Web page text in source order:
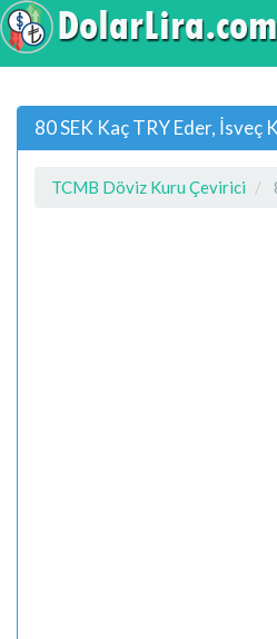
80 SEK Kaç TRY Eder, İsveç
TCMB Döviz Kuru Çevirici